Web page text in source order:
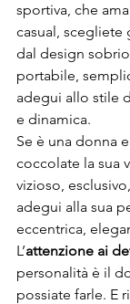
sportiva, che
casual, scegliete
dal design
portabile,
adegui allo stile
e dinamica.
Se è una donna
coccolate la sua
vizioso,
adegui alla sua
eccentrica,
L’attenzione ai
personalità è il
possiate farle. E